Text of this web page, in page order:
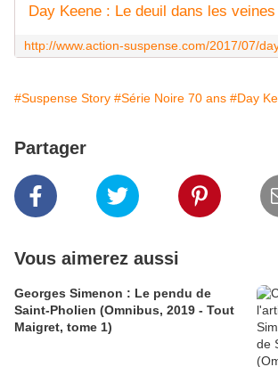
#Suspense Story #Série Noire 70 ans #Day
Partager
Vous aimerez aussi
Georges Simenon : Le pendu de
Saint-Pholien (Omnibus, 2019 - Tout
Maigret, tome 1)